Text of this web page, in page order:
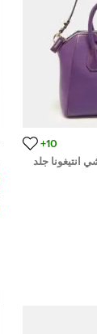
10+
انتيغونا جلد